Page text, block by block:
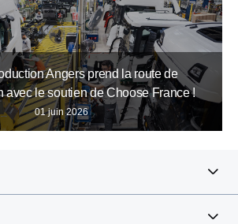
Angers prend la route de
avec le soutien de Choose France !
01 juin 2026